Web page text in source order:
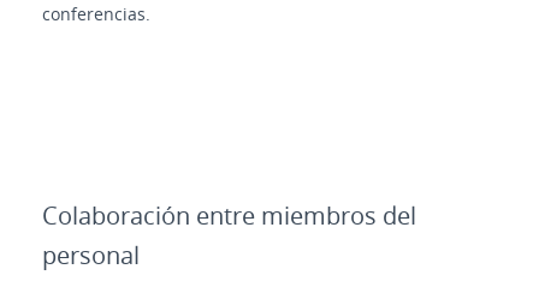
conferencias.
Colaboración entre miembros del
personal